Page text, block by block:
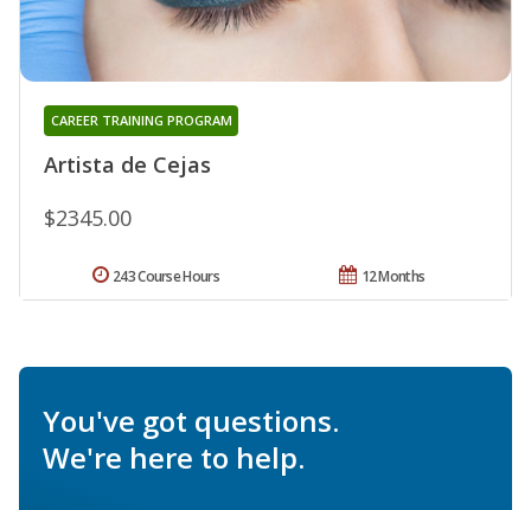
Artista de Cejas
CAREER TRAINING PROGRAM
$2345.00
12 Months
243 Course Hours
You've got questions.
We're here to help.